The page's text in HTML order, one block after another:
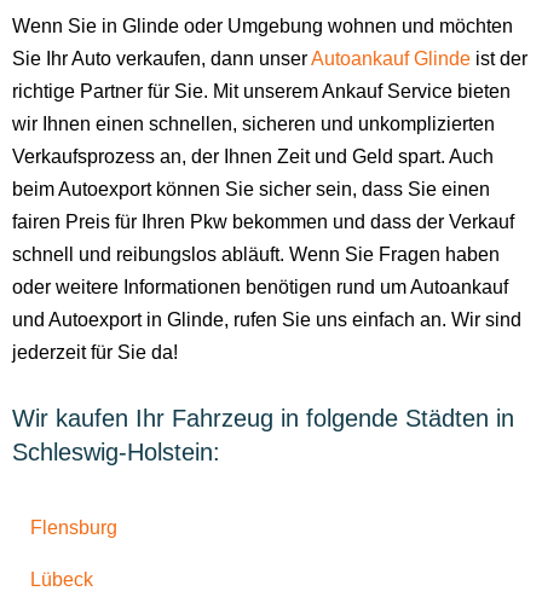
Wenn Sie in Glinde oder Umgebung wohnen und möchten
Sie Ihr Auto verkaufen, dann unserAutoankauf Glinde ist der
richtige Partner für Sie. Mit unserem Ankauf Service bieten
wir Ihnen einen schnellen, sicheren und unkomplizierten
Verkaufsprozess an, der Ihnen Zeit und Geld spart. Auch
beim Autoexport können Sie sicher sein, dass Sie einen
fairen Preis für Ihren Pkw bekommen und dass der Verkauf
schnell und reibungslos abläuft. Wenn Sie Fragen haben
oder weitere Informationen benötigen rund um Autoankauf
und Autoexport in Glinde, rufen Sie uns einfach an. Wir sind
jederzeit für Sie da!
Wir kaufen Ihr Fahrzeug in folgende Städten in
Schleswig-Holstein:
Flensburg
Lübeck